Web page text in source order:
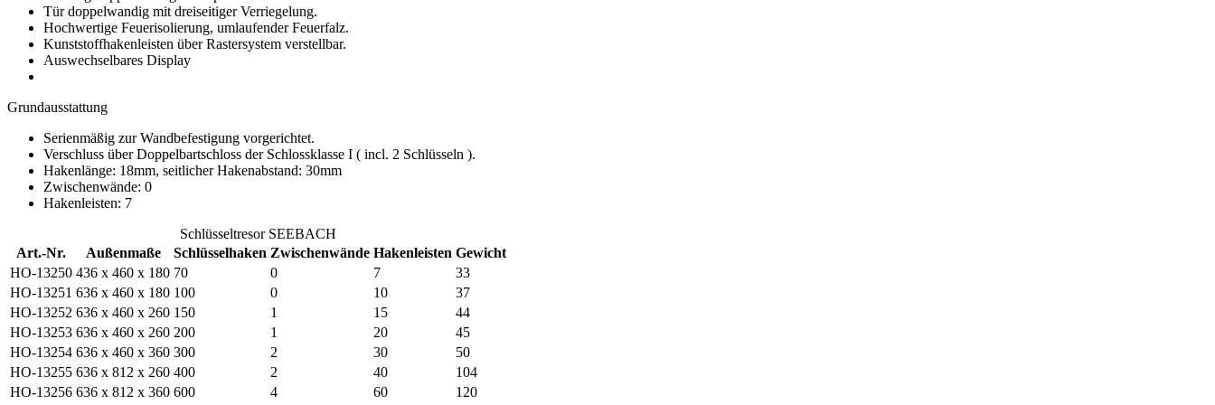
Tür doppelwandig mit dreiseitiger Verriegelung.
Hochwertige Feuerisolierung, umlaufender Feuerfalz.
Kunststoffhakenleisten über Rastersystem verstellbar.
Auswechselbares Display
Grundausstattung
Serienmäßig zur Wandbefestigung vorgerichtet.
Verschluss über Doppelbartschloss der Schlossklasse I ( incl. 2 Schlüsseln ).
Hakenlänge: 18mm, seitlicher Hakenabstand: 30mm
Zwischenwände: 0
Hakenleisten: 7
Schlüsseltresor SEEBACH
Art.-Nr.
Außenmaße Schlüsselhaken Zwischenwände Hakenleisten Gewicht
HO-13250 436 x 460 x 180 70 0 7
33
HO-13251 636 x 460 x 180 100 0 10
37
HO-13252 636 x 460 x 260 150 1 15
44
HO-13253 636 x 460 x 260 200 1 20
45
HO-13254 636 x 460 x 360 300 2 30
50
HO-13255 636 x 812 x 260 400 2 40
104
HO-13256 636 x 812 x 360 600 4 60
120